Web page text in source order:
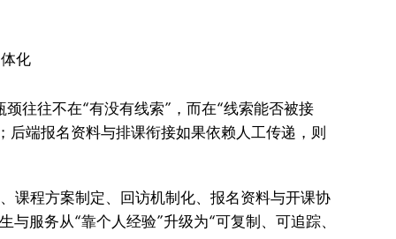
往往不在“有没有线索”，而在“线索能否被接
端报名资料与排课衔接如果依赖人工传递，则
课程方案制定、回访机制化、报名资料与开课协
与服务从“靠个人经验”升级为“可复制、可追踪、